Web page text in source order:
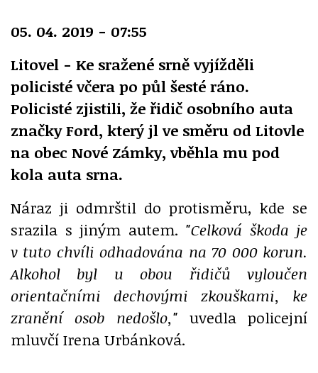
05. 04. 2019 - 07:55
Litovel - Ke sražené srně vyjížděli
policisté včera po půl šesté ráno.
Policisté zjistili, že řidič osobního auta
značky Ford, který jl ve směru od Litovle
na obec Nové Zámky, vběhla mu pod
kola auta srna.
Náraz ji odmrštil do protisměru, kde se
srazila s jiným autem. "Celková škoda je
v tuto chvíli odhadována na 70 000 korun.
Alkohol byl u obou řidičů vyloučen
orientačními dechovými zkouškami, ke
zranění osob nedošlo," uvedla policejní
mluvčí Irena Urbánková.